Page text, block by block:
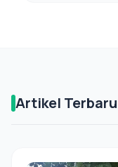
Artikel Terbaru